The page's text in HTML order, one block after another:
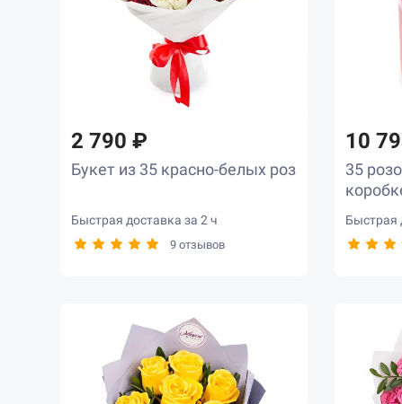
2 790 ₽
Букет из 35 красно-белых роз
Быстрая доставка за 2 ч
9 отзывов
10
35
Быстрая